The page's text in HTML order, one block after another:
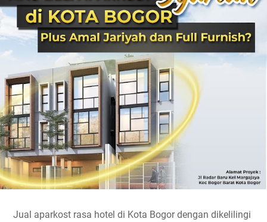
Jual aparkost rasa hotel di Kota Bogor dengan dikelilingi